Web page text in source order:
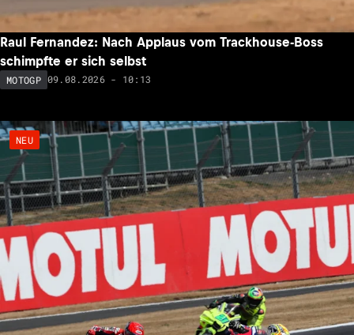
Raul Fernandez: Nach Applaus vom Trackhouse-Boss
schimpfte er sich selbst
MOTOGP 09.08.2026 - 10:13
NEU